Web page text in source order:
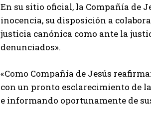
En su sitio oficial, la Compañía de
inocencia, su disposición a
justicia canónica como ante la
denunciados».
«Como Compañía de Jesús
con un pronto esclarecimiento de
e informando oportunamente de